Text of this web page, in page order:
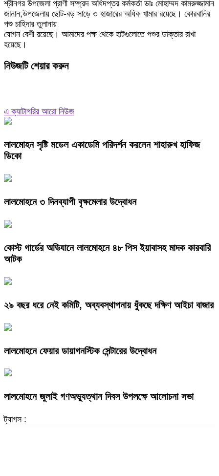
শ্রীনগর উপজেলা প্রাণী সম্প্রদ অধিদপ্তর কর্মকর্তা ডাঃ মোহাম্মদ কামরুজ্জামান
জানান,উপজেলায় ছোট-বড় সাড়ে ৩ হাজারের অধিক খামার রয়েছে। কোরবানির
পশু চাহিদার তুলানায়
যোগন বেশী রয়েছে। আমাদের পক্ষ থেকে হাটগুলোতে পশুর ডাক্তার রাখা
হয়েছে।
নিউজটি শেয়ার করুন
এ ক্যাটাগরির আরো নিউজ
লালমোহন সৃষ্টি মডেল একাডেমি পরিদর্শন করলেন শাহারুখ হাফিজ
ডিকো
লালমোহনে ৩ দিনব্যাপী বৃক্ষমেলার উদ্বোধন
কোস্ট গার্ডের অভিযানে লালমোহনে ৪৮ পিস ইয়াবাসহ মাদক কারবারি
আটক
২৯ বছর ধরে নেই কমিটি, অব্যবস্থাপনায় ধুঁকছে দক্ষিণ আইচা বাজার
লালমোহনে ফেয়ার ডায়াগনস্টিক সেন্টারের উদ্বোধন
লালমোহনে জুলাই গণঅভ্যুত্থান দিবস উপলক্ষে আলোচনা সভা
ট্যাগস :